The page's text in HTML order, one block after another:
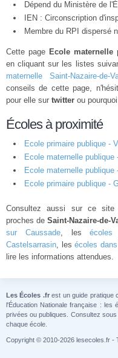
Dépend du Ministère de
IEN : Circonscription
Membre du RPI dispersé
Cette page Ecole maternelle
en cliquant sur les listes
maternelle Saint-Nazaire-de-
conseils de cette page,
pour elle sur twitter ou
Écoles à proximité
Ecole primaire publique -
Ecole maternelle publique
Ecole maternelle publique
Ecole primaire publique -
Consultez aussi sur ce site
proches deSaint-Nazaire-de-
sur Caussade, les
Castelsarrasin, lesécoles
lire les informations attendues.
Les Écoles .frest un guide pratique
l'Éducation Nationale française : les
privées ou publiques. Consultez
chaque école.
Copyright © 2010-2026 lesecoles.fr -